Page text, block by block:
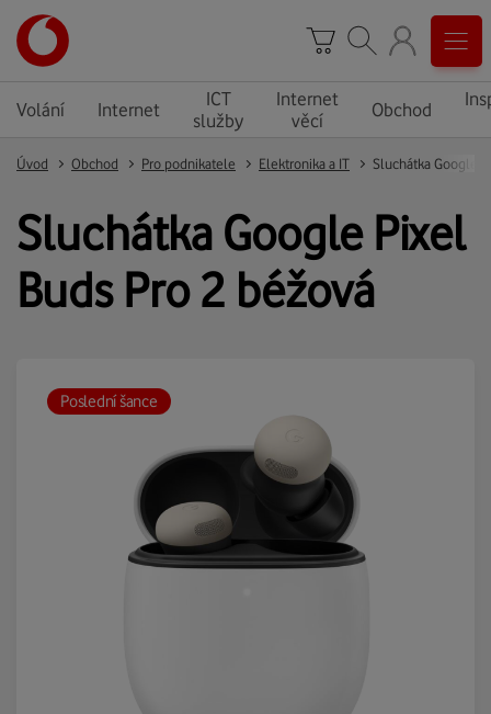
Volání Internet
ICT
služby
Internet
věcí
Obchod
Úvod Obchod Pro podnikatele Elektronika a IT
Sluchátka Google Pixel
Buds Pro 2 béžová
Poslední šance